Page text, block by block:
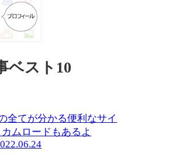
ベスト10
全てが分かる便利なサイ
カムロードもあるよ